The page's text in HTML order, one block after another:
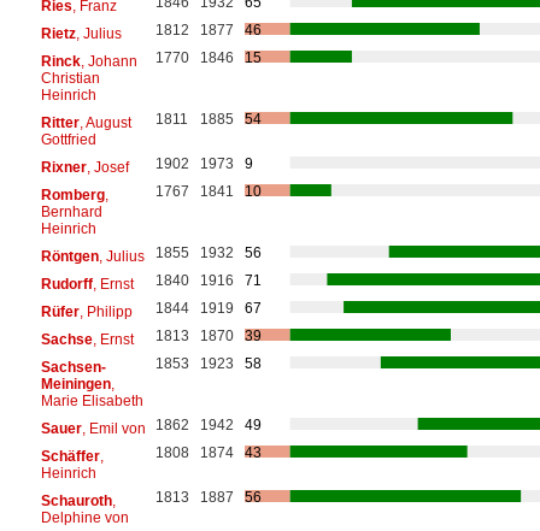
Ries , Franz
Rietz, Julius 1812 1877
46
Rinck, Johann
Christian
Heinrich
1770 1846 15
Ritter, August
Gottfried
1811 1885 54
Rixner, Josef 1902 1973
9
Romberg,
Bernhard
Heinrich
1767 1841 10
Röntgen, Julius 1855 1932
56
Rudorff, Ernst 1840 1916
71
Rüfer, Philipp 1844 1919
67
Sachse, Ernst 1813 1870
39
Sachsen-
Meiningen,
Marie Elisabeth
1853 1923 58
Sauer, Emil von 1862 1942
49
Schäffer,
Heinrich
1808 1874 43
Schauroth,
Delphine von
1813 1887 56